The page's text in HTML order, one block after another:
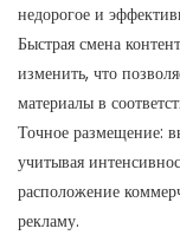
недорогое и
Быстрая смена
изменить, что
материалы в
Точное размещение:
учитывая
расположение
рекламу.